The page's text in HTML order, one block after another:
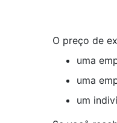
O preço de
uma
uma
um